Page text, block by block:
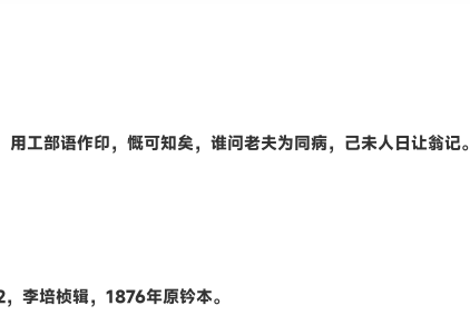
工部语作印，慨可知矣，谁问老夫为同病，己未人日让翁记。
李培桢辑，1876年原钤本。